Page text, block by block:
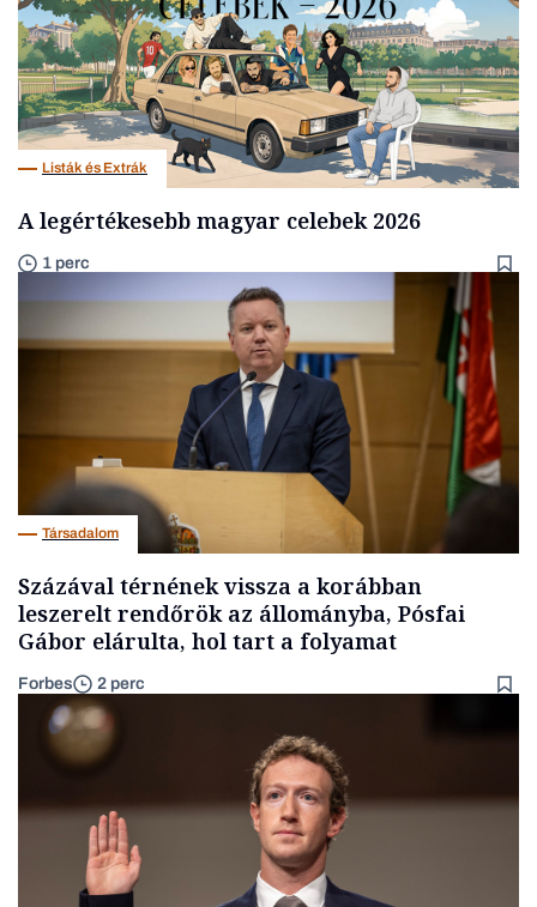
Listák és Extrák
A legértékesebb magyar celebek 2026
1 perc
Társadalom
Százával térnének vissza a korábban
leszerelt rendőrök az állományba, Pósfai
Gábor elárulta, hol tart a folyamat
Forbes 2 perc